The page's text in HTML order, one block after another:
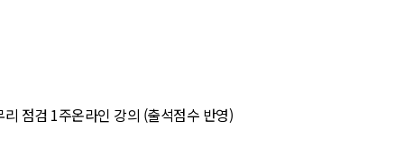
점검 1주온라인 강의 (출석점수 반영)